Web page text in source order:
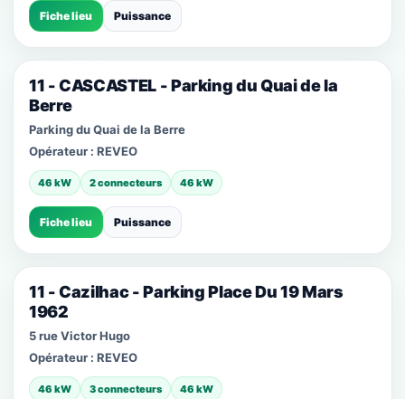
Fiche lieu Puissance
11 - CASCASTEL - Parking du Quai de la
Berre
Parking du Quai de la Berre
Opérateur : REVEO
46 kW 2 connecteurs 46 kW
Fiche lieu Puissance
11 - Cazilhac - Parking Place Du 19 Mars
1962
5 rue Victor Hugo
Opérateur : REVEO
46 kW 3 connecteurs 46 kW